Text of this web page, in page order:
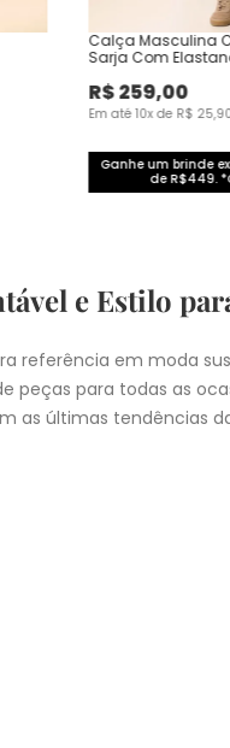
Calça Masculina
Sarja Com
R$259,00
Em até10x de R$ 25,
Ganhe um brinde
de R$449.
e Estilo
referência em moda
peças para todas as
as últimas tendências